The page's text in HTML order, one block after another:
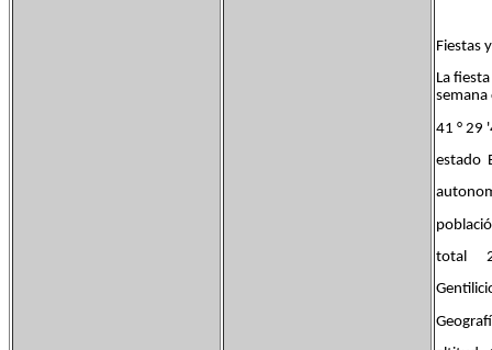
Fiestas
La
semana
41 ° 29
estado
total